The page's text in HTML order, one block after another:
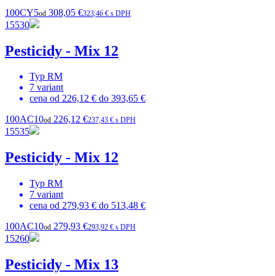
100CY5od 308,05 €323,46 € s DPH
15530
Pesticidy - Mix 12
Typ RM
7 variant
cena od 226,12 € do 393,65 €
100AC10od 226,12 €237,43 € s DPH
15535
Pesticidy - Mix 12
Typ RM
7 variant
cena od 279,93 € do 513,48 €
100AC10od 279,93 €293,92 € s DPH
15260
Pesticidy - Mix 13